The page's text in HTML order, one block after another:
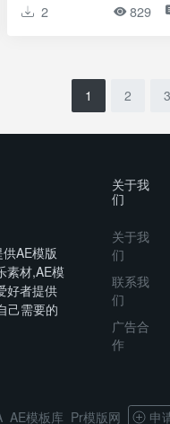
2 829
1 2 3
AE模版
素材,AE模
好者提供
己需要的
关于我
们
关于我
们
联系我
们
广告合
作
AE模板库 Pr模版网 申